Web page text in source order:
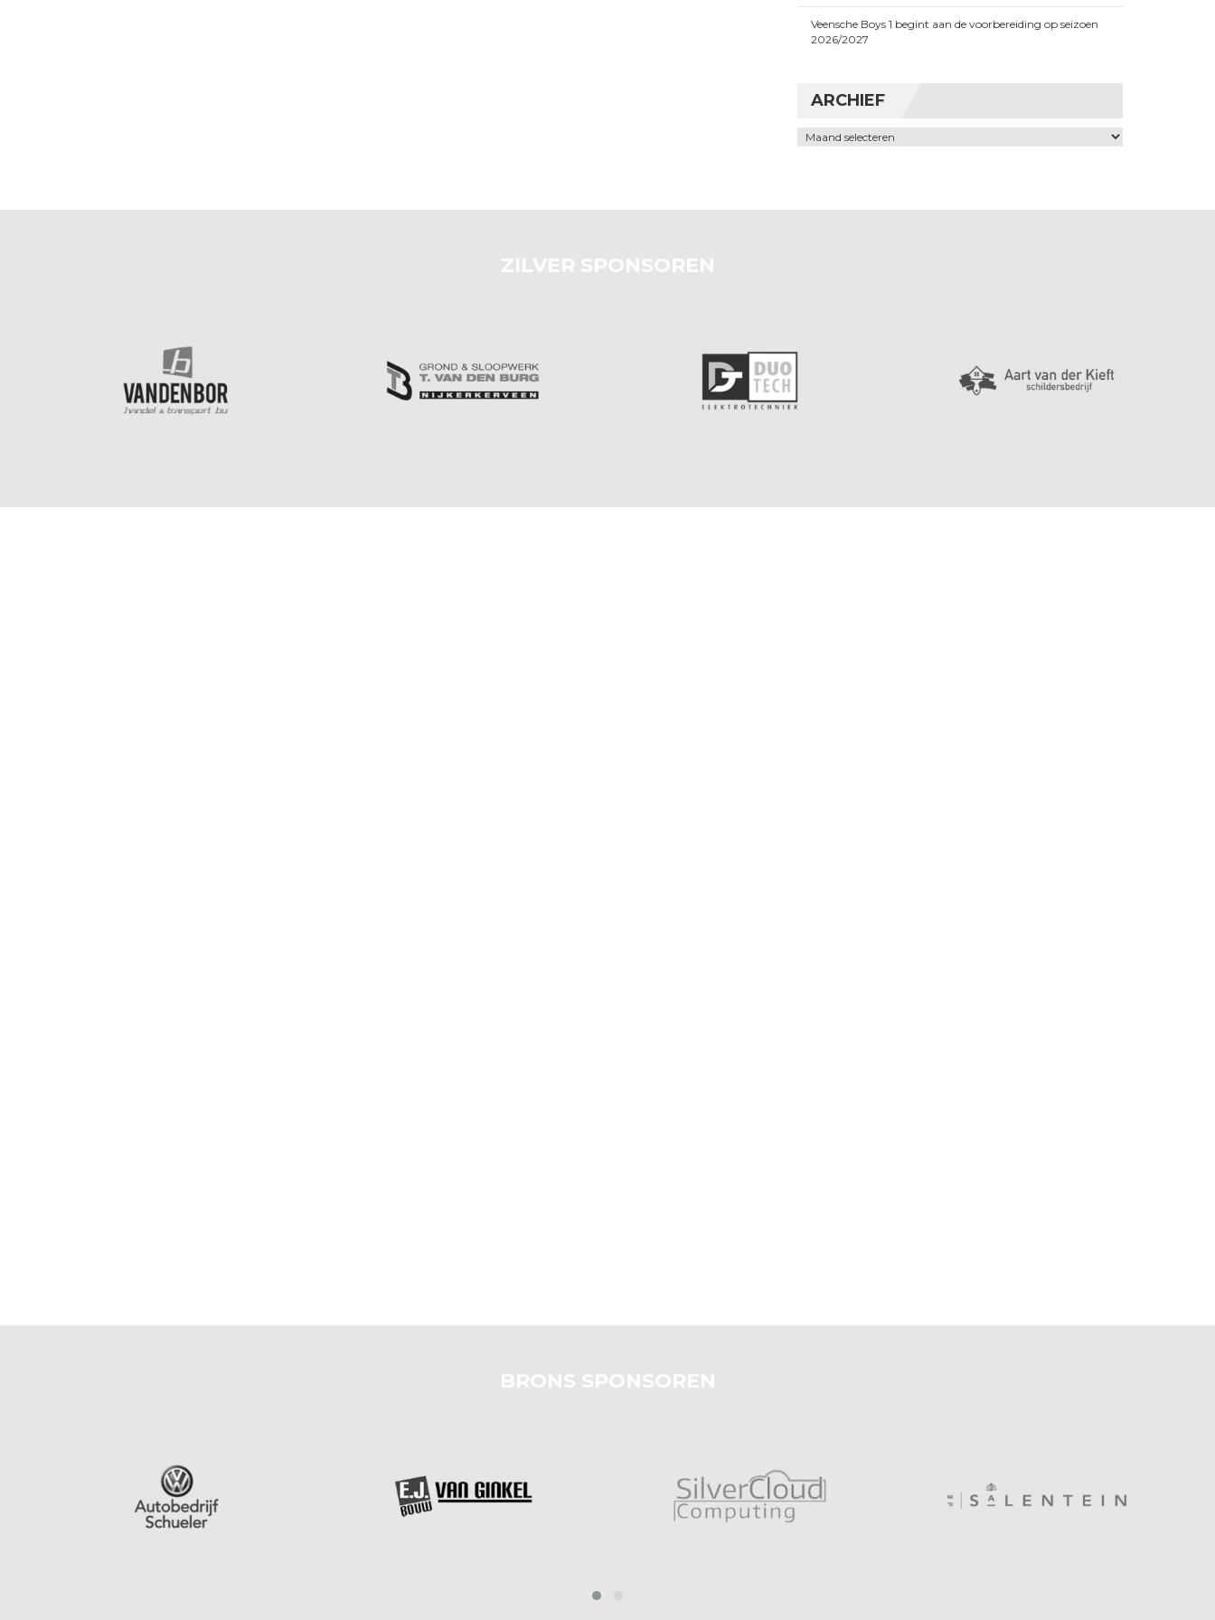
Veensche Boys 1 begint aan de voorbereiding op seizoen
2026/2027
ARCHIEF
Archief
ZILVER SPONSOREN
BRONS SPONSOREN
prev